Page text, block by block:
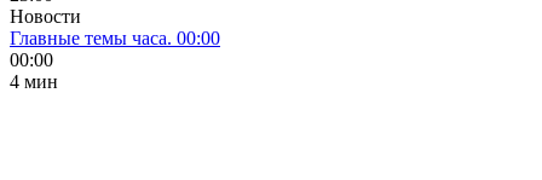
Новости
Главные темы часа. 00:00
00:00
4 мин